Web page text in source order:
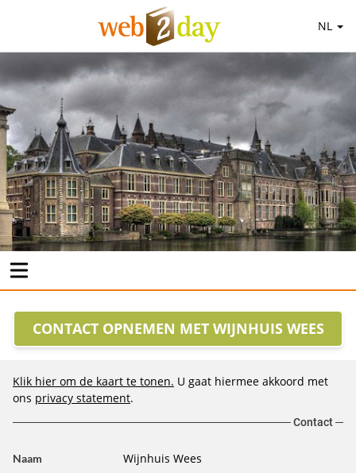
NL
CONTACT OPNEMEN MET WIJNHUIS WEES
Klik hier om de kaart te tonen. U gaat hiermee akkoord met
ons privacy statement.
Contact
Naam Wijnhuis Wees